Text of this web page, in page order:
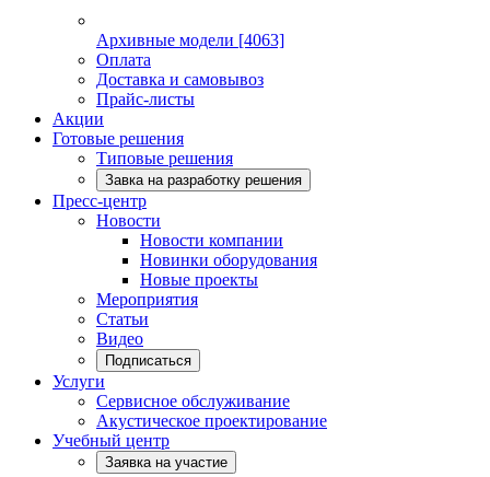
Архивные модели [4063]
Оплата
Доставка и самовывоз
Прайс-листы
Акции
Готовые решения
Типовые решения
Завка на разработку решения
Пресс-центр
Новости
Новости компании
Новинки оборудования
Новые проекты
Мероприятия
Статьи
Видео
Подписаться
Услуги
Сервисное обслуживание
Акустическое проектирование
Учебный центр
Заявка на участие